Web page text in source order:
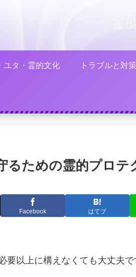
ユタ・霊的文化 トラブルと対策
るための霊的プロテ
Facebook はてブ
要以上に構えなくても大丈夫